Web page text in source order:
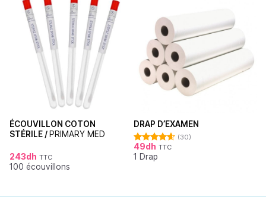
ÉCOUVILLON COTON
STÉRILE / PRIMARY MED
243dh TTC
100 écouvillons
DRAP D’EXAMEN
Note4.62
sur 5
(30)
49dh TTC
1 Drap